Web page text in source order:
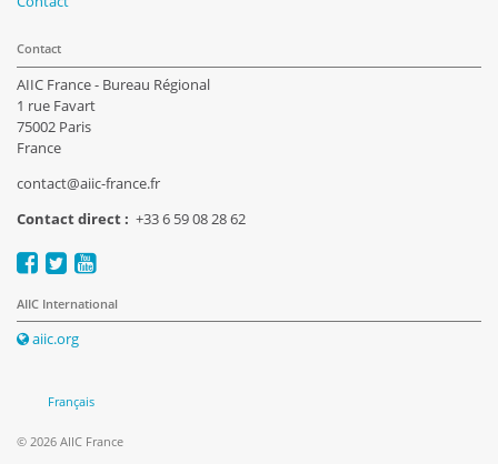
Contact
AIIC France - Bureau Régional
1 rue Favart
75002 Paris
France
contact@aiic-france.fr
Contact direct : +33 6 59 08 28 62
AIIC International
aiic.org
© 2026 AIIC France
Français